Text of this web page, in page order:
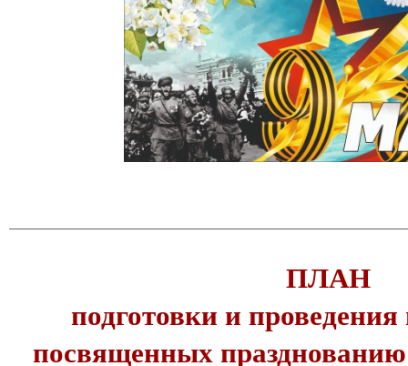
ПЛАН
подготовки и
посвященных